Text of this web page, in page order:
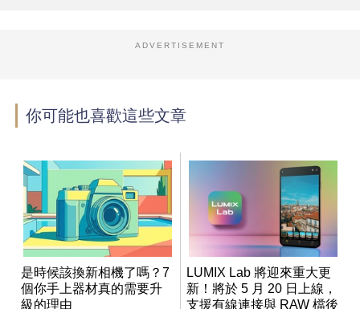
ADVERTISEMENT
你可能也喜歡這些文章
是時候該換新相機了嗎？7
個你手上器材真的需要升
級的理由
LUMIX Lab 將迎來重大更
新！將於 5 月 20 日上線，
支援有線連接與 RAW 檔後